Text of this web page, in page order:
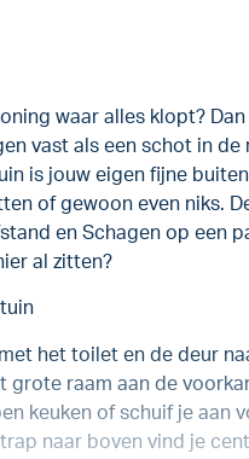
waar alles klopt?
vast als een schot in
is jouw eigen fijne
of gewoon even niks.
en Schagen op een
al zitten?
het toilet en de deur
raam aan de
keuken of schuif je aan
naar boven vind je